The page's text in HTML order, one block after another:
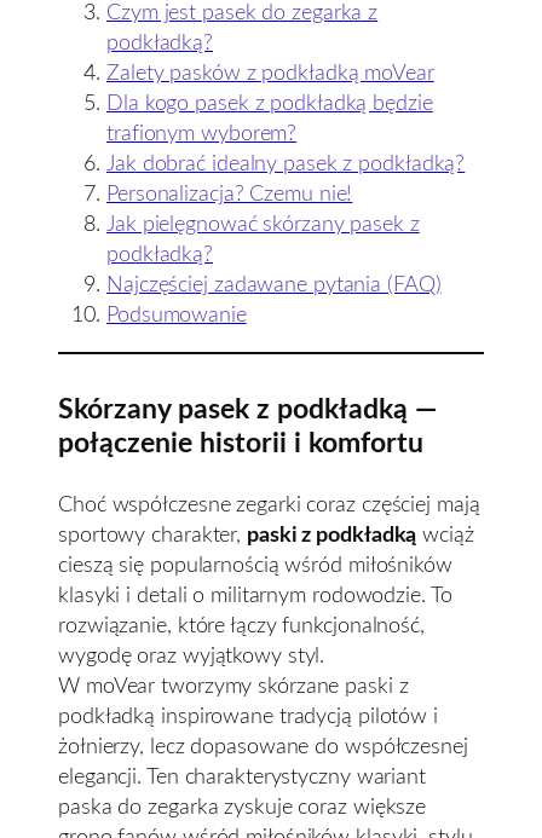
Czym jest pasek do zegarka z
podkładką?
Zalety pasków z podkładką moVear
Dla kogo pasek z podkładką będzie
trafionym wyborem?
Jak dobrać idealny pasek z podkładką?
Personalizacja? Czemu nie!
Jak pielęgnować skórzany pasek z
podkładką?
Najczęściej zadawane pytania (FAQ)
Podsumowanie
Skórzany pasek z podkładką —
połączenie historii i komfortu
Choć współczesne zegarki coraz częściej mają
sportowy charakter, paski z podkładką wciąż
cieszą się popularnością wśród miłośników
klasyki i detali o militarnym rodowodzie. To
rozwiązanie, które łączy funkcjonalność,
wygodę oraz wyjątkowy styl.
W moVear tworzymy skórzane paski z
podkładką inspirowane tradycją pilotów i
żołnierzy, lecz dopasowane do współczesnej
elegancji. Ten charakterystyczny wariant
paska do zegarka zyskuje coraz większe